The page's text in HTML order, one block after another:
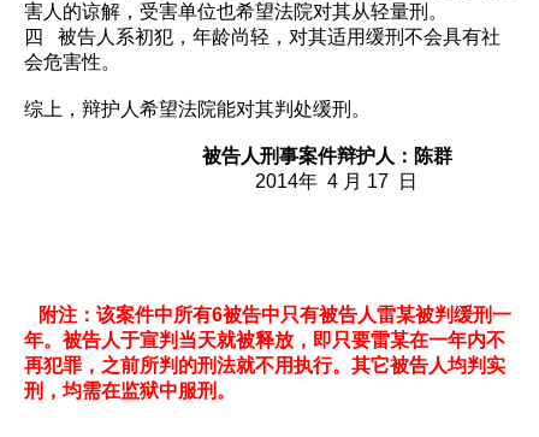
害人的谅解，受害单位也希望法院对其从轻量刑。
四 被告人系初犯，年龄尚轻，对其适用缓刑不会具有社
会危害性。
综上，辩护人希望法院能对其判处缓刑。
被告人刑事案件辩护人：陈群
2014年 4 月 17 日
附注：该案件中所有6被告中只有被告人雷某被判缓刑一
年。被告人于宣判当天就被释放，即只要雷某在一年内不
再犯罪，之前所判的刑法就不用执行。其它被告人均判实
刑，均需在监狱中服刑。